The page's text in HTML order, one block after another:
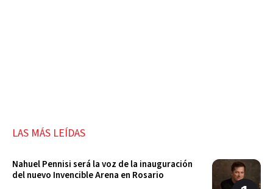
LAS MÁS LEÍDAS
Nahuel Pennisi será la voz de la inauguración
del nuevo Invencible Arena en Rosario